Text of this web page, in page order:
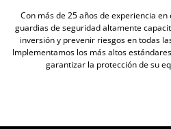
Con más de 25 años de experiencia
guardias de seguridad altamente
inversión y prevenir riesgos en todas
Implementamos los más altos
garantizar la protección de su